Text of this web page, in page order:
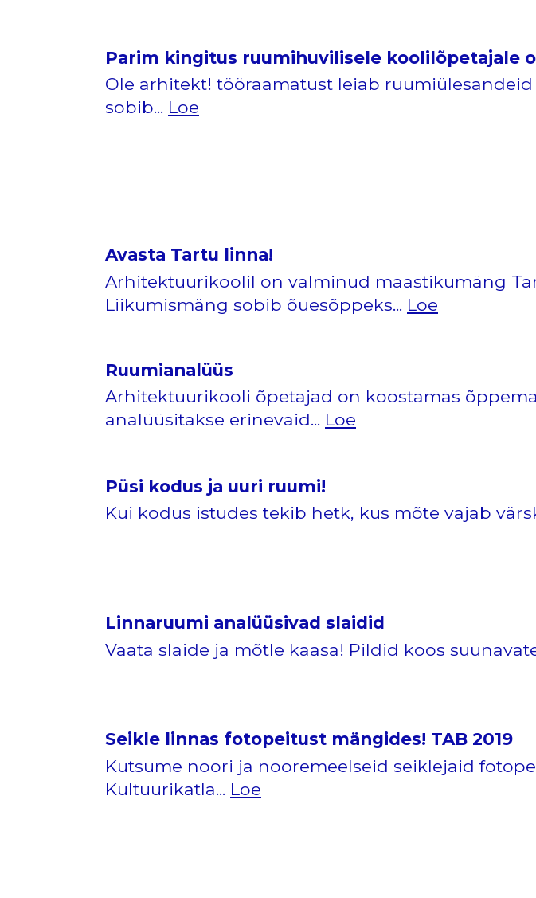
Parim kingitus ruumihuvilisele koolilõpetajale
Ole arhitekt! tööraamatust leiab
sobib... Loe
Avasta Tartu linna!
Arhitektuurikoolil on valminud maastikumäng
Liikumismäng sobib õuesõppeks... Loe
Ruumianalüüs
Arhitektuurikooli õpetajad on koostamas
analüüsitakse erinevaid... Loe
Püsi kodus ja uuri ruumi!
Kui kodus istudes tekib hetk, kus mõte vajab
Linnaruumi analüüsivad slaidid
Vaata slaide ja mõtle kaasa! Pildid koos
Seikle linnas fotopeitust mängides! TAB 2019
Kutsume noori ja nooremeelseid seiklejaid
Kultuurikatla... Loe